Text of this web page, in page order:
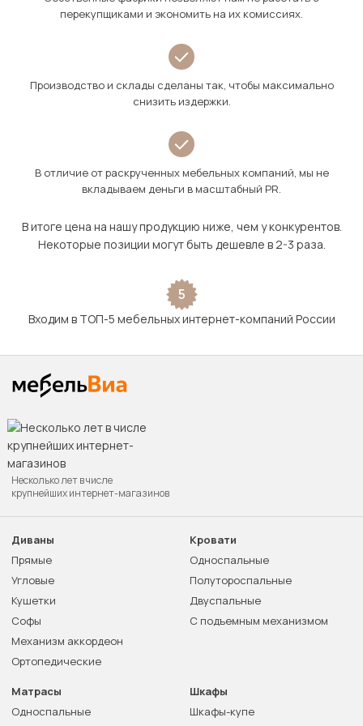
перекупщиками и экономить на их комиссиях.
Производство и склады сделаны так, чтобы максимально
снизить издержки.
В отличие от раскрученных мебельных компаний, мы не
вкладываем деньги в масштабный PR.
В итоге цена на нашу продукцию ниже, чем у конкурентов.
Некоторые позиции могут быть дешевле в 2-3 раза.
5
Входим в ТОП-5 мебельных интернет-компаний России
Несколько лет в числе
крупнейших интернет-магазинов
Диваны
Прямые
Угловые
Кушетки
Софы
Механизм аккордеон
Ортопедические
Кровати
Односпальные
Полутороспальные
Двуспальные
С подъемным механизмом
Матрасы
Односпальные
Шкафы
Шкафы-купе